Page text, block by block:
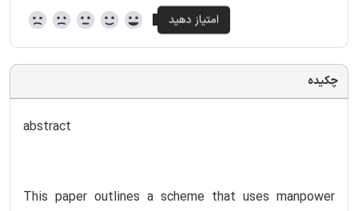
چکیده
abstract
This paper outlines a scheme that uses manpower